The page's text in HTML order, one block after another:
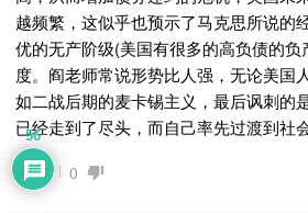
越频繁，这似乎也预示了马克思所说的
优的无产阶级(美国有很多的高负债的
度。阎老师常说形势比人强，无论美国
如二战后期的麦卡锡主义，最后讽刺的
已经走到了尽头，而自己率先过渡到社会
7 0
56